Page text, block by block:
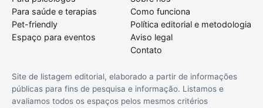
Para saúde e terapias
Pet-friendly
Espaço para eventos
Como funciona
Política editorial e metodologia
Aviso legal
Contato
Site de listagem editorial, elaborado a partir de informações
públicas para fins de pesquisa e informação. Listamos e
avaliamos todos os espaços pelos mesmos critérios